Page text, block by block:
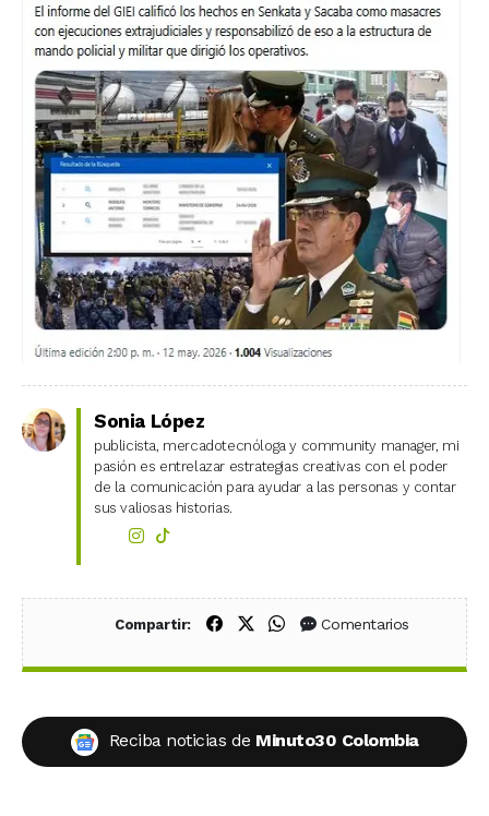
Sonia López
publicista, mercadotecnóloga y community manager, mi
pasión es entrelazar estrategias creativas con el poder
de la comunicación para ayudar a las personas y contar
sus valiosas historias.
Compartir: Compartir en Facebook
Compartir en X (Twitter)
Compartir en WhatsApp
Comentarios
Reciba noticias de Minuto30 Colombia